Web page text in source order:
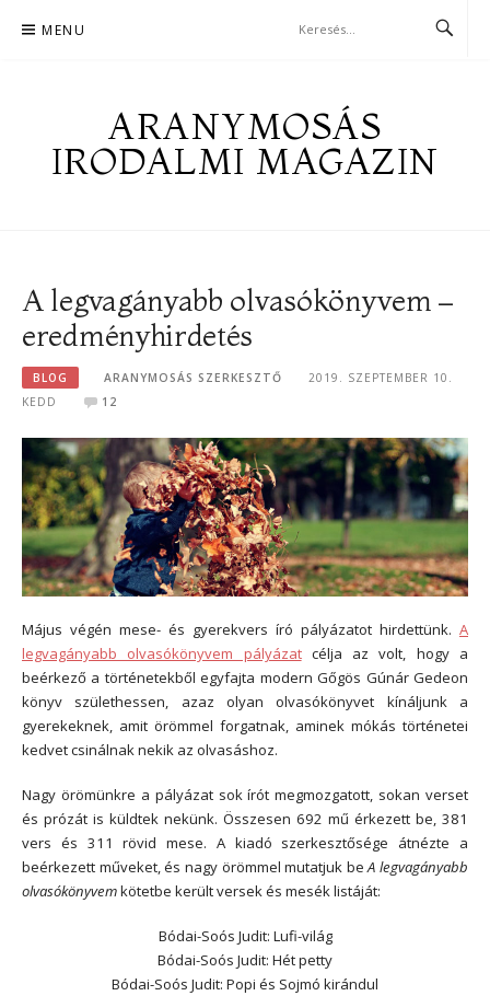
MENU
ARANYMOSÁS
IRODALMI MAGAZIN
A legvagányabb olvasókönyvem –
eredményhirdetés
BLOG ARANYMOSÁS SZERKESZTŐ
2019. SZEPTEMBER 10.
KEDD
12
Május végén mese- és gyerekvers író pályázatot hirdettünk. A
legvagányabb olvasókönyvem pályázatcélja az volt, hogy a
beérkező a történetekből egyfajta modern Gőgös Gúnár Gedeon
könyv születhessen, azaz olyan olvasókönyvet kínáljunk a
gyerekeknek, amit örömmel forgatnak, aminek mókás történetei
kedvet csinálnak nekik az olvasáshoz.
Nagy örömünkre a pályázat sok írót megmozgatott, sokan verset
és prózát is küldtek nekünk. Összesen 692 mű érkezett be, 381
vers és 311 rövid mese. A kiadó szerkesztősége átnézte a
beérkezett műveket, és nagy örömmel mutatjuk beA legvagányabb
olvasókönyvemkötetbe került versek és mesék listáját:
Bódai-Soós Judit: Lufi-világ
Bódai-Soós Judit: Hét petty
Bódai-Soós Judit: Popi és Sojmó kirándul